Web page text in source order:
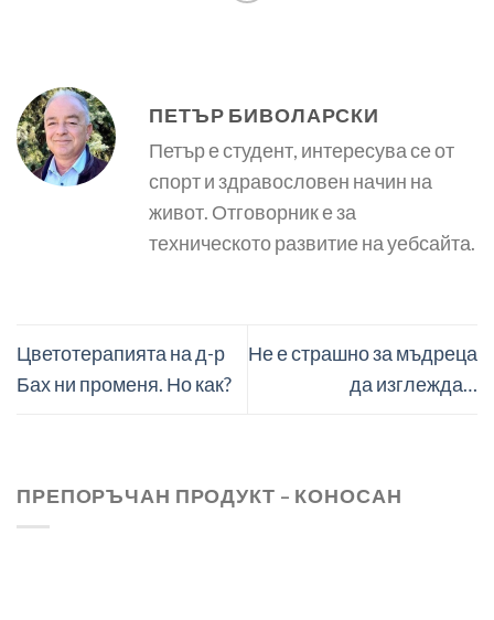
ПЕТЪР БИВОЛАРСКИ
Петър е студент, интересува се от
спорт и здравословен начин на
живот. Отговорник е за
техническото развитие на уебсайта.
Цветотерапията на д-р
Бах ни променя. Но как?
Не е страшно за мъдреца
да изглежда…
ПРЕПОРЪЧАН ПРОДУКТ – КОНОСАН